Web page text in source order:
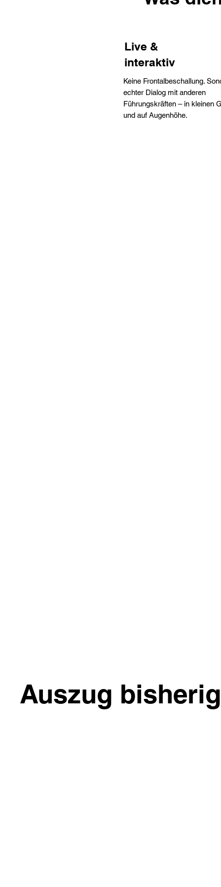
Live &
interaktiv
Keine Frontalbeschallung.
echter Dialog mit anderen
Führungskräften – in kleinen
und auf Augenhöhe.
Auszug